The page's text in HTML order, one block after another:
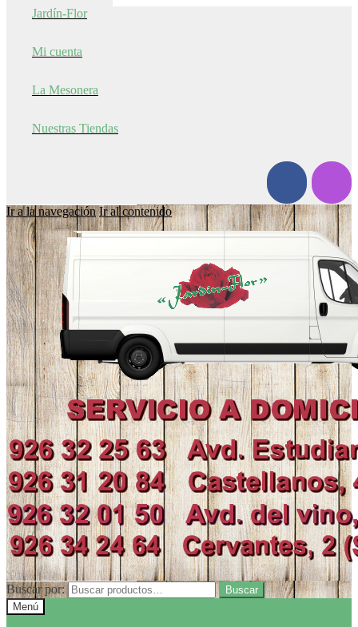
Jardín-Flor
Mi cuenta
La Mesonera
Nuestras Tiendas
Ir a la navegación Ir al contenido
Buscar por:
Buscar
Menú